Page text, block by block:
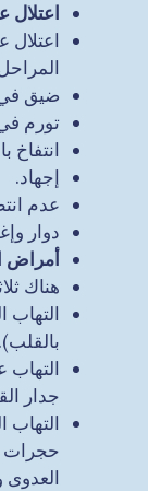
اعتلال
ضيق في
تورم
انتفاخ
إجهاد.
عدم
دوار
أمراض
هناك
التهاب
بالقلب).
جدار
حجرات